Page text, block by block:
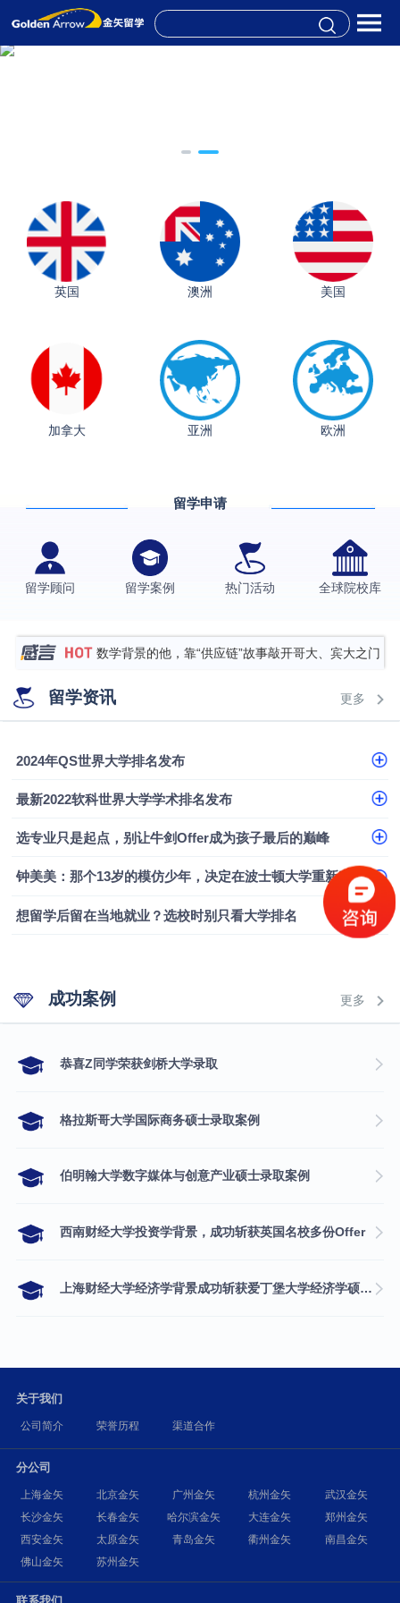
英国 澳洲 美国
加拿大 亚洲 欧洲
留学申请
留学顾问 留学案例 热门活动 全球院校库
伯明翰大学数字媒体与创意产业硕士录取案例
西南财经大学投资学背景，成功斩获英国名校多份
硕士录取
数学背景的他，靠“供应链”故事敲开哥大、宾大之门
专科逆袭伦敦大学学院UCL录取案例解析
香港浸会大学伦理与公共事务硕士录取
留学资讯 更多
2024年QS世界大学排名发布
最新2022软科世界大学学术排名发布
选专业只是起点，别让牛剑Offer成为孩子最后的巅峰
钟美美：那个13岁的模仿少年，决定在波士顿大学重新定义自己
想留学后留在当地就业？选校时别只看大学排名
成功案例 更多
​恭喜Z同学荣获剑桥大学录取
格拉斯哥大学国际商务硕士录取案例
伯明翰大学数字媒体与创意产业硕士录取案例
西南财经大学投资学背景，成功斩获英国名校多份Offer
上海财经大学经济学背景成功斩获爱丁堡大学经济学硕士录取
关于我们
公司简介 荣誉历程 渠道合作
分公司
上海金矢 北京金矢 广州金矢 杭州金矢
武汉金矢
长沙金矢
长春金矢 哈尔滨金矢 大连金矢
郑州金矢
西安金矢
太原金矢 青岛金矢 衢州金矢
南昌金矢
佛山金矢
苏州金矢